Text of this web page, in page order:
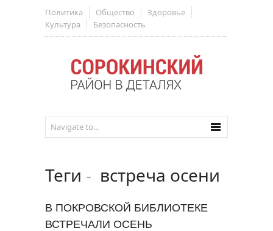
Политика Общество
Здоровье
Культура
Безопасность
Теги - встреча осени
В ПОКРОВСКОЙ БИБЛИОТЕКЕ
ВСТРЕЧАЛИ ОСЕНЬ